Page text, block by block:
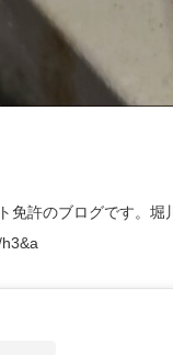
免許のブログです。堀